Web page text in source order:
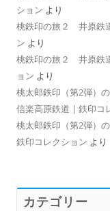
ション より
桃鉄印の旅２ 井原鉄
ン より
桃鉄印の旅２ 井原鉄
ョン より
桃太郎鉄印（第2弾）
信楽高原鉄道 | 鉄印コ
桃太郎鉄印（第2弾）
鉄印コレクション より
カテゴリー